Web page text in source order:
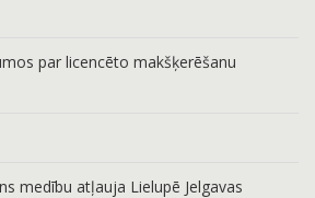
par licencēto makšķerēšanu
medību atļauja Lielupē Jelgavas